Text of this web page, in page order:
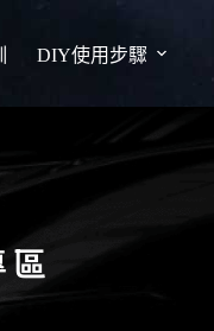
DIY使用步驟